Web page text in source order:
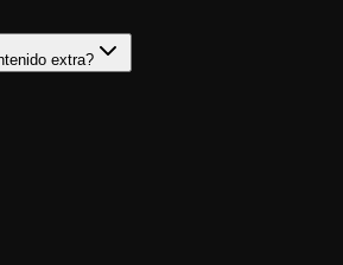
extra?